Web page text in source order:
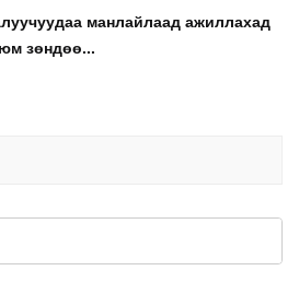
манлайлаад ажиллахад
зөндөө...